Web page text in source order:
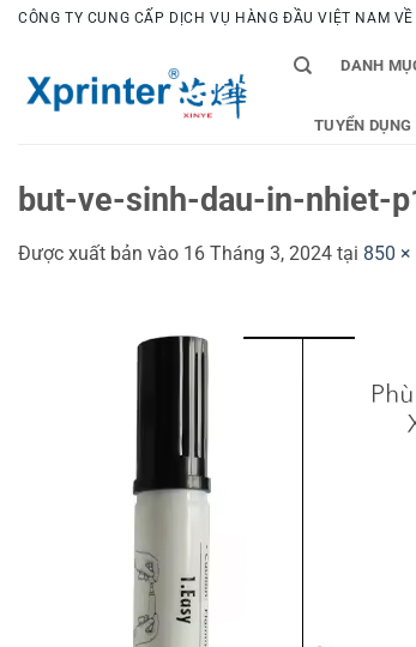
Bỏ
dung
CÔNG TY CUNG CẤP DỊCH VỤ HÀNG ĐẦU VIỆT NAM
DANH
TUYỂN DỤNG
but-ve-sinh-dau-in-nhiet-
Được xuất bản vào 16 Tháng 3, 2024 tại 850 ×